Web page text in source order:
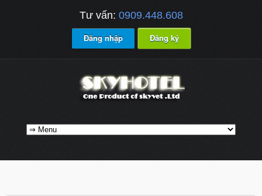
Tư vấn: 0909.448.608
Đăng nhập Đăng ký